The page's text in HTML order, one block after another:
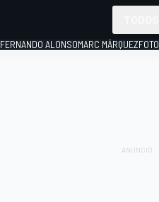
FERNANDO ALONSOMARC MÁRQUEZ